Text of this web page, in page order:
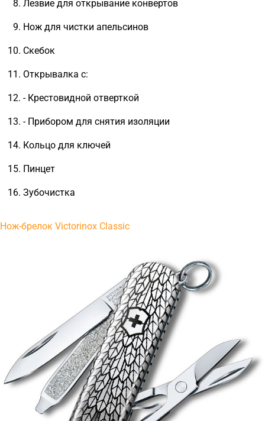
Лезвие для открывание конвертов
Нож для чистки апельсинов
Скебок
Открывалка с:
- Крестовидной отверткой
- Прибором для снятия изоляции
Кольцо для ключей
Пинцет
Зубочистка
Нож-брелок Victorinox Classic